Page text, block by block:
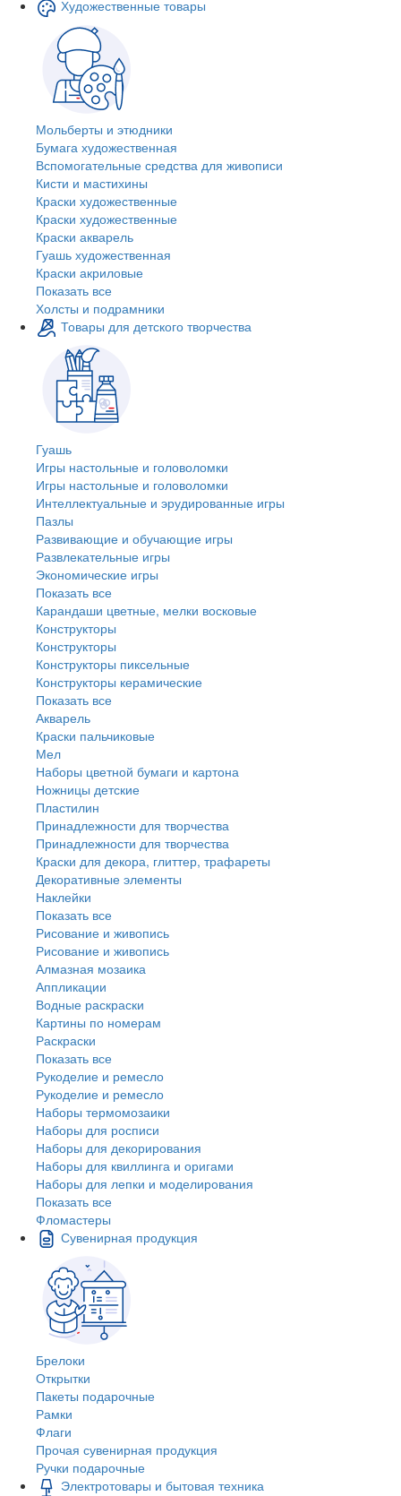
Художественные товары
Мольберты и этюдники
Бумага художественная
Вспомогательные средства для живописи
Кисти и мастихины
Краски художественные
Краски художественные
Краски акварель
Гуашь художественная
Краски акриловые
Показать все
Холсты и подрамники
Товары для детского творчества
Гуашь
Игры настольные и головоломки
Игры настольные и головоломки
Интеллектуальные и эрудированные игры
Пазлы
Развивающие и обучающие игры
Развлекательные игры
Экономические игры
Показать все
Карандаши цветные, мелки восковые
Конструкторы
Конструкторы
Конструкторы пиксельные
Конструкторы керамические
Показать все
Акварель
Краски пальчиковые
Мел
Наборы цветной бумаги и картона
Ножницы детские
Пластилин
Принадлежности для творчества
Принадлежности для творчества
Краски для декора, глиттер, трафареты
Декоративные элементы
Наклейки
Показать все
Рисование и живопись
Рисование и живопись
Алмазная мозаика
Аппликации
Водные раскраски
Картины по номерам
Раскраски
Показать все
Рукоделие и ремесло
Рукоделие и ремесло
Наборы термомозаики
Наборы для росписи
Наборы для декорирования
Наборы для квиллинга и оригами
Наборы для лепки и моделирования
Показать все
Фломастеры
Сувенирная продукция
Брелоки
Открытки
Пакеты подарочные
Рамки
Флаги
Прочая сувенирная продукция
Ручки подарочные
Электротовары и бытовая техника